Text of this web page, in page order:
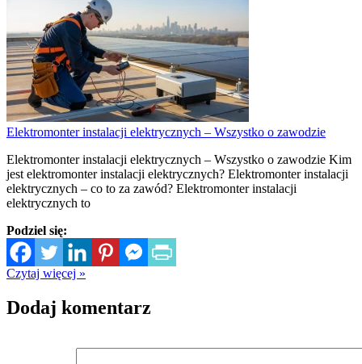
Elektromonter instalacji elektrycznych – Wszystko o zawodzie
Elektromonter instalacji elektrycznych – Wszystko o zawodzie Kim
jest elektromonter instalacji elektrycznych? Elektromonter instalacji
elektrycznych – co to za zawód? Elektromonter instalacji
elektrycznych to
Podziel się:
Czytaj więcej »
Dodaj komentarz